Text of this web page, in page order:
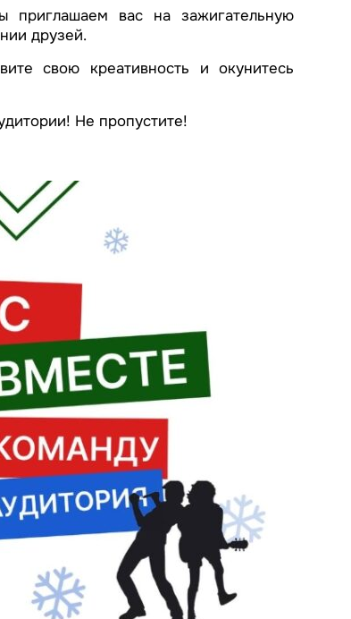
вас на зажигательную
друзей.
свою креативность и окунитесь
Не пропустите!